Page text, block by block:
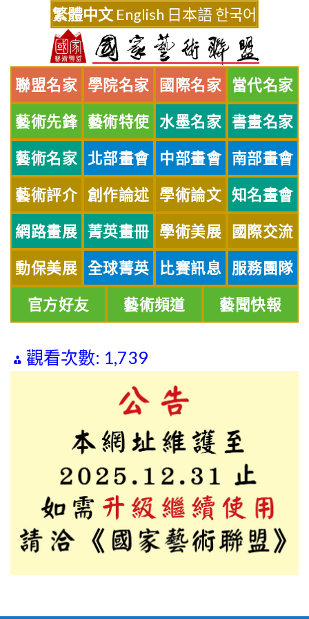
繁體中文 English 日本語한국어
聯盟名家 學院名家 國際名家 當代名家
藝術先鋒 藝術特使 水墨名家 書畫名家
藝術名家 北部畫會 中部畫會 南部畫會
藝術評介 創作論述 學術論文 知名畫會
網路畫展 菁英畫冊 學術美展 國際交流
動保美展 全球菁英 比賽訊息 服務團隊
官方好友 藝術頻道 藝聞快報
觀看次數: 1,739